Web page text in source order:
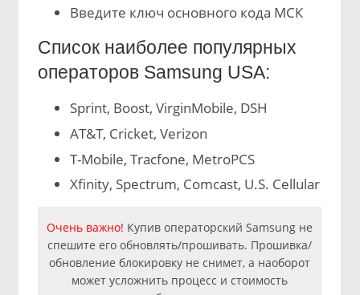
Введите ключ основного кода МСК
Список наиболее популярных
операторов Samsung USA:
Sprint, Boost, VirginMobile, DSH
AT&T, Cricket, Verizon
T-Mobile, Tracfone, MetroPCS
Xfinity, Spectrum, Comcast, U.S. Cellular
Очень важно! Купив операторский Samsung не
спешите его обновлять/прошивать. Прошивка/
обновление блокировку не снимет, а наоборот
может усложнить процесс и стоимость